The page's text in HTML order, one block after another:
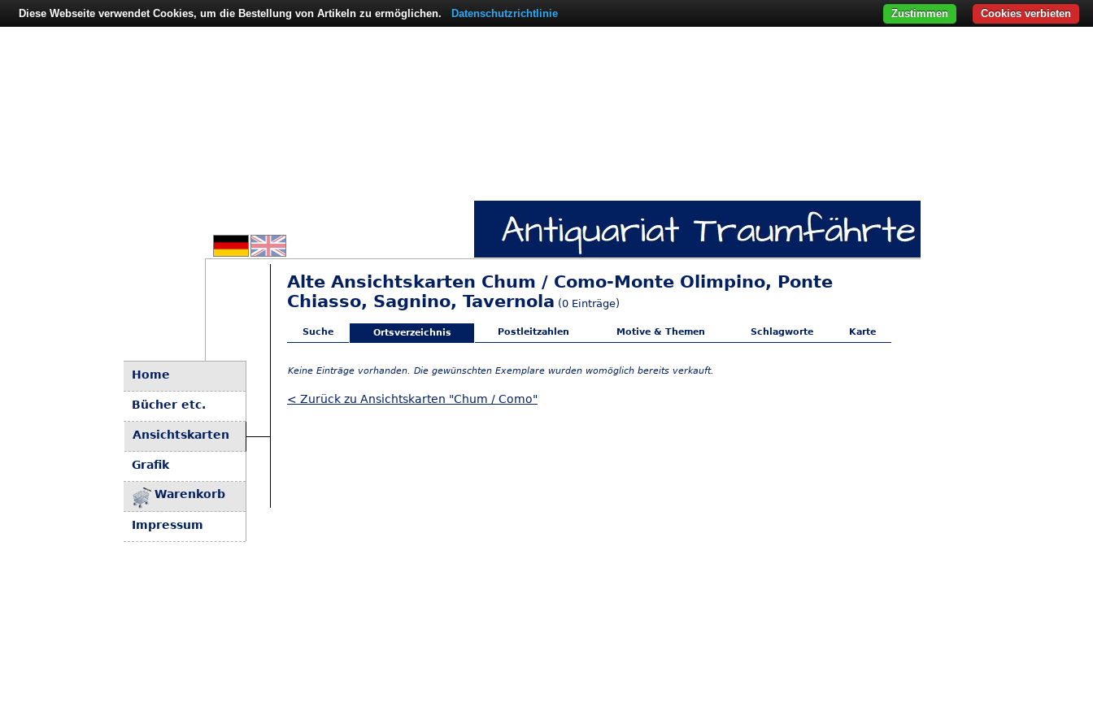
Home
Bücher etc.
Ansichtskarten
Grafik
Warenkorb
Impressum
Alte Ansichtskarten Chum / Como-Monte Olimpino, Ponte
Chiasso, Sagnino, Tavernola (0 Einträge)
Suche Ortsverzeichnis Postleitzahlen Motive & Themen Schlagworte Karte
Keine Einträge vorhanden. Die gewünschten Exemplare wurden womöglich bereits verkauft.
< Zurück zu Ansichtskarten "Chum / Como"
Diese Webseite verwendet Cookies, um die Bestellung von Artikeln zu ermöglichen. Datenschutzrichtlinie Cookies verbieten
Zustimmen